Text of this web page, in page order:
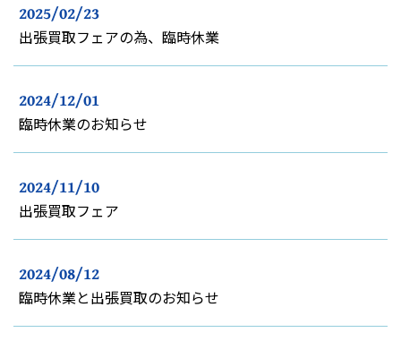
2025/02/23
出張買取フェアの為、臨時休業
2024/12/01
臨時休業のお知らせ
2024/11/10
出張買取フェア
2024/08/12
臨時休業と出張買取のお知らせ